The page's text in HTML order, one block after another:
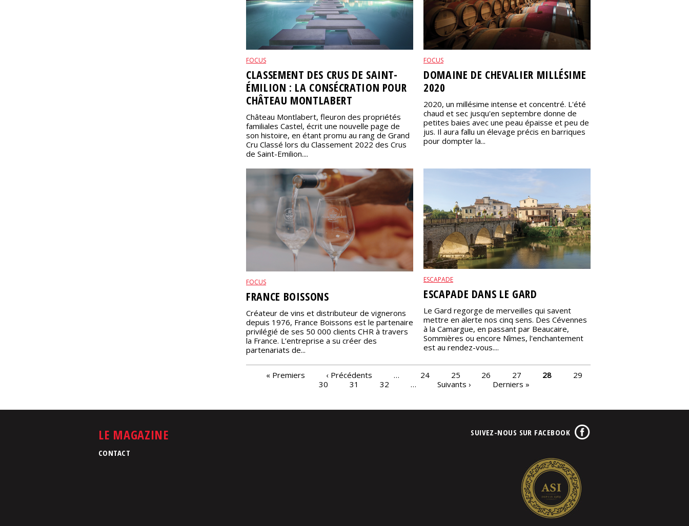
FOCUS
CLASSEMENT DES CRUS DE SAINT-
ÉMILION : LA CONSÉCRATION POUR
CHÂTEAU MONTLABERT
Château Montlabert, fleuron des propriétés
familiales Castel, écrit une nouvelle page de
son histoire, en étant promu au rang de Grand
Cru Classé lors du Classement 2022 des Crus
de Saint-Emilion....
FOCUS
DOMAINE DE CHEVALIER MILLÉSIME
2020
2020, un millésime intense et concentré. L'été
chaud et sec jusqu'en septembre donne de
petites baies avec une peau épaisse et peu de
jus. Il aura fallu un élevage précis en barriques
pour dompter la...
FOCUS
FRANCE BOISSONS
Créateur de vins et distributeur de vignerons
depuis 1976, France Boissons est le partenaire
privilégié de ses 50 000 clients CHR à travers
la France. L’entreprise a su créer des
partenariats de...
ESCAPADE
ESCAPADE DANS LE GARD
Le Gard regorge de merveilles qui savent
mettre en alerte nos cinq sens. Des Cévennes
à la Camargue, en passant par Beaucaire,
Sommières ou encore Nîmes, l'enchantement
est au rendez-vous....
PAGES« Premiers ‹ Précédents … 24 25 26 27 28
29
30
31 32 … Suivants › Derniers »
LE MAGAZINE
CONTACT
SUIVEZ-NOUS SUR FACEBOOK